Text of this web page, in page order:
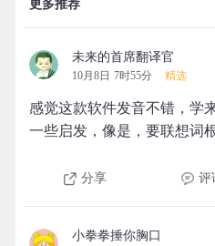
更多推荐
未来的首席翻译官
10月8日 7时55分 精选
感觉这款软件发音不错，学
一些启发，像是，要联想词
分享 评
小拳拳捶你胸口